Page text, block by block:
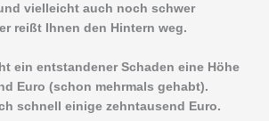
vielleicht auch noch schwer
reißt Ihnen den Hintern weg.
ein entstandener Schaden eine Höhe
Euro (schon mehrmals gehabt).
schnell einige zehntausend Euro.